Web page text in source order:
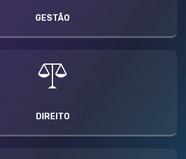
GESTÃO
DIREITO